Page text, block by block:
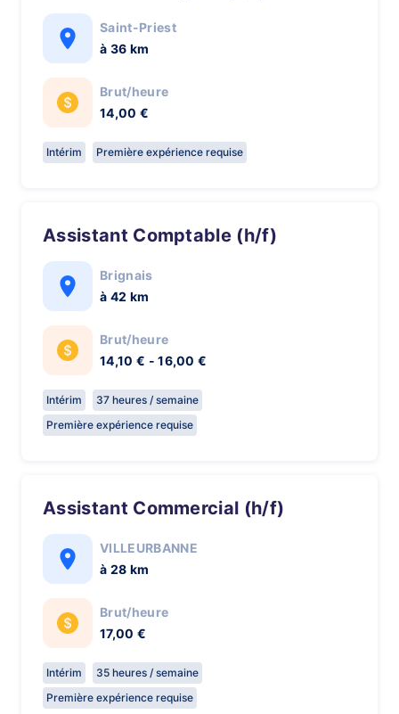
Saint-Priest
à 36 km
Brut/heure
14,00 €
Intérim Première expérience requise
Assistant Comptable (h/f)
Brignais
à 42 km
Brut/heure
14,10 € - 16,00 €
Intérim
37 heures / semaine
Première expérience requise
Assistant Commercial (h/f)
VILLEURBANNE
à 28 km
Brut/heure
17,00 €
Intérim
35 heures / semaine
Première expérience requise